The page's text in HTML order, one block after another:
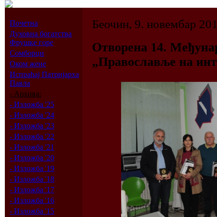
Почетна
Духовна богатства
Фрушке горе
Сомборци
Оком жене
Испраћај Патријарха
Павла
- Архива:
- Изложба '25
- Изложба '24
- Изложба '23
- Изложба '22
- Изложба '21
- Изложба '20
- Изложба '19
- Изложба '18
- Изложба '17
- Изложба '16
- Изложба '15
Беочин, 9. новембар
Отворена 14.
„Православље на